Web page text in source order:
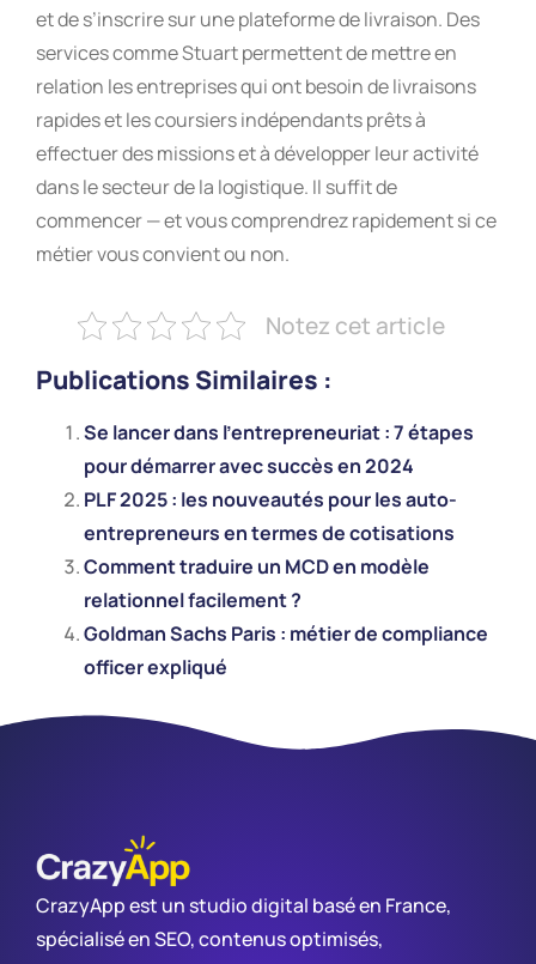
et de s’inscrire sur une plateforme de livraison. Des
services comme Stuart permettent de mettre en
relation les entreprises qui ont besoin de livraisons
rapides et les coursiers indépendants prêts à
effectuer des missions et à développer leur activité
dans le secteur de la logistique. Il suffit de
commencer — et vous comprendrez rapidement si ce
métier vous convient ou non.
Notez cet article
Publications Similaires :
Se lancer dans l’entrepreneuriat : 7 étapes
pour démarrer avec succès en 2024
PLF 2025 : les nouveautés pour les auto-
entrepreneurs en termes de cotisations
Comment traduire un MCD en modèle
relationnel facilement ?
Goldman Sachs Paris : métier de compliance
officer expliqué
CrazyApp est un studio digital basé en France,
spécialisé en SEO, contenus optimisés,